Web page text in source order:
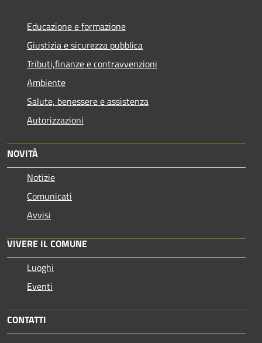
Educazione e formazione
Giustizia e sicurezza pubblica
Tributi,finanze e contravvenzioni
Ambiente
Salute, benessere e assistenza
Autorizzazioni
NOVITÀ
Notizie
Comunicati
Avvisi
VIVERE IL COMUNE
Luoghi
Eventi
CONTATTI